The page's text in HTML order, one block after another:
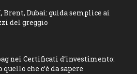
Brent, Dubai: guida semplice ai
del greggio
nei Certificati d’investimento:
quello che c’è da sapere